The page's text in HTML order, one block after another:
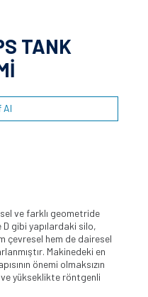
TANK
Al
ve farklı geometride
gibi yapılardaki silo,
çevresel hem de dairesel
Makinedeki en
önemi olmaksızın
ve yükseklikte röntgenli